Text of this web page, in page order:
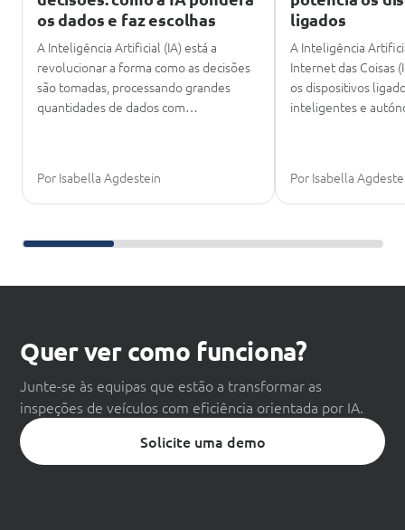
os dados e faz escolhas
A Inteligência Artificial (IA) está a
revolucionar a forma como as decisões
são tomadas, processando grandes
quantidades de dados com…
Por Isabella Agdestein
ligados
A Inteligência
Internet das Coisas
os dispositivos
inteligentes e
Por Isabella
Deslize para continuar a leitura
Quer ver como funciona?
Junte-se às equipas que estão a transformar as
inspeções de veículos com eficiência orientada por IA.
Solicite uma demo